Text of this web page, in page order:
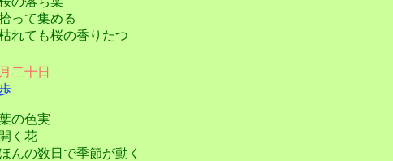
って集める
れても桜の香りたつ
二十日
の色実
く花
んの数日で季節が動く